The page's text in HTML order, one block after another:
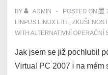
VirtualBox
BY ADMIN POSTED ON
LINPUS LINUX LITE, ZKUŠENOSTI
WITH ALTERNATIVNÍ OPERAČNÍ
Jak jsem se již pochlubil
Virtual PC 2007 i na mém